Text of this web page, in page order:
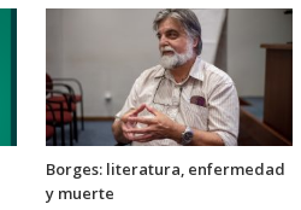
Borges: literatura, enfermedad
y muerte